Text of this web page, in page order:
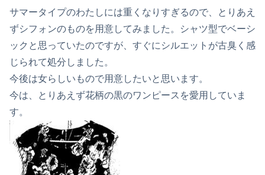
サマータイプのわたしには重くなりすぎるので、とりあえ
ずシフォンのものを用意してみました。シャツ型でベーシ
ックと思っていたのですが、すぐにシルエットが古臭く感
じられて処分しました。
今後は女らしいもので用意したいと思います。
今は、とりあえず花柄の黒のワンピースを愛用していま
す。